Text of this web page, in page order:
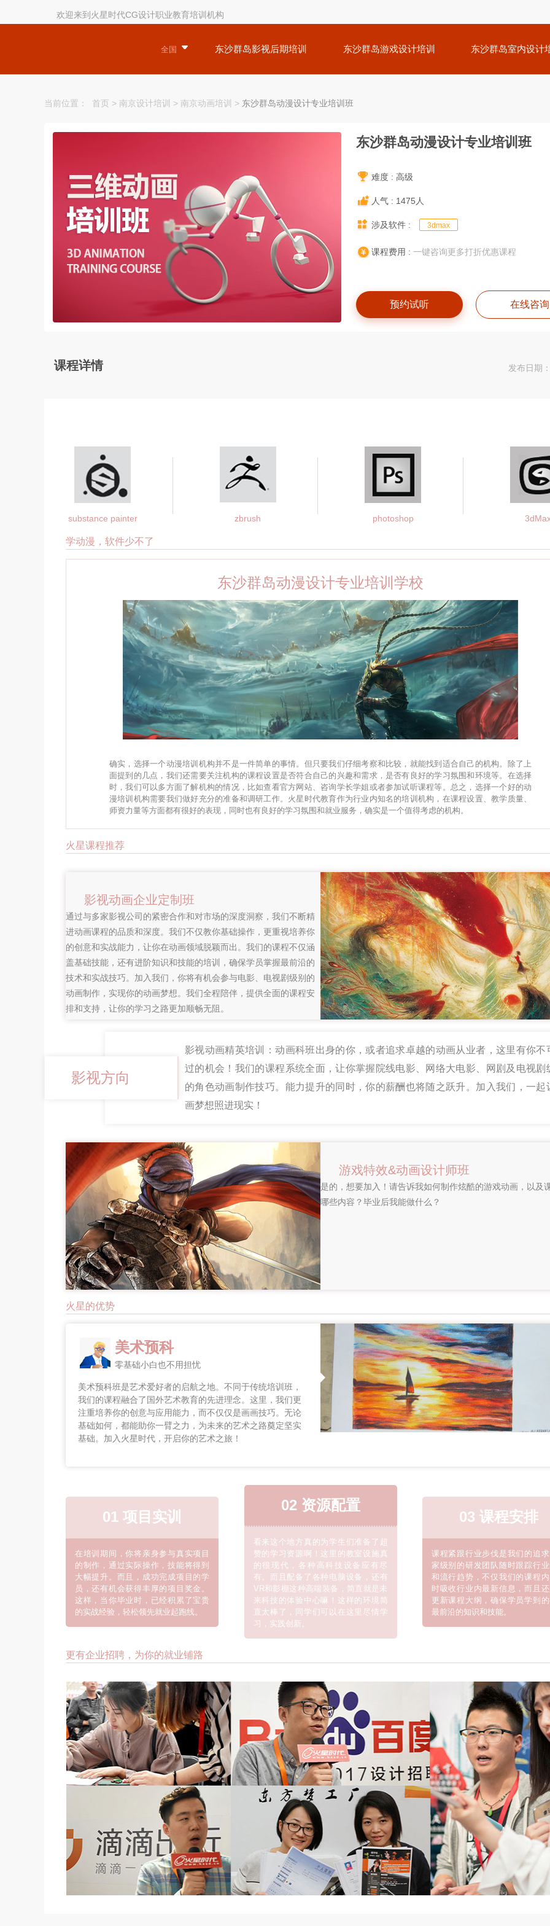
欢迎来到火星时代CG设计职业教育培训机构
全国 东沙群岛影视后期培训 东沙群岛游戏设计培训 东沙群岛室内设计
当前位置： 首页 > 南京设计培训 > 南京动画培训 > 东沙群岛动漫设计专业培训班
东沙群岛动漫设计专业培训班
难度 : 高级
人气 : 1475人
涉及软件 : 3dmax
课程费用 : 一键咨询更多打折优惠课程
预约试听 在线咨询
课程详情 发布日期
substance painter zbrush photoshop
学动漫，软件少不了
东沙群岛动漫设计专业培训学校
确实，选择一个动漫培训机构并不是一件简单的事情。但只要我们仔细考察和比较，就能找到适合自己的机构。除了上
面提到的几点，我们还需要关注机构的课程设置是否符合自己的兴趣和需求，是否有良好的学习氛围和环境等。在选择
时，我们可以多方面了解机构的情况，比如查看官方网站、咨询学长学姐或者参加试听课程等。总之，选择一个好的动
漫培训机构需要我们做好充分的准备和调研工作。火星时代教育作为行业内知名的培训机构，在课程设置、教学质量、
师资力量等方面都有很好的表现，同时也有良好的学习氛围和就业服务，确实是一个值得考虑的机构。
火星课程推荐
影视动画企业定制班
通过与多家影视公司的紧密合作和对市场的深度洞察，我们不断精
进动画课程的品质和深度。我们不仅教你基础操作，更重视培养你
的创意和实战能力，让你在动画领域脱颖而出。我们的课程不仅涵
盖基础技能，还有进阶知识和技能的培训，确保学员掌握最前沿的
技术和实战技巧。加入我们，你将有机会参与电影、电视剧级别的
动画制作，实现你的动画梦想。我们全程陪伴，提供全面的课程安
排和支持，让你的学习之路更加顺畅无阻。
影视方向
影视动画精英培训：动画科班出身的你，或者追求卓越的动画从业者，这里有你不
过的机会！我们的课程系统全面，让你掌握院线电影、网络大电影、网剧及电视剧
的角色动画制作技巧。能力提升的同时，你的薪酬也将随之跃升。加入我们，一起
画梦想照进现实！
游戏特效&动画设计师班
是的，想要加入！请告诉我如何制作炫酷的游戏动画，以及
哪些内容？毕业后我能做什么？
火星的优势
美术预科
零基础小白也不用担忧
美术预科班是艺术爱好者的启航之地。不同于传统培训班，
我们的课程融合了国外艺术教育的先进理念。这里，我们更
注重培养你的创意与应用能力，而不仅仅是画画技巧。无论
基础如何，都能助你一臂之力，为未来的艺术之路奠定坚实
基础。加入火星时代，开启你的艺术之旅！
01 项目实训
在培训期间，你将亲身参与真实项目
的制作，通过实际操作，技能将得到
大幅提升。而且，成功完成项目的学
员，还有机会获得丰厚的项目奖金。
这样，当你毕业时，已经积累了宝贵
的实战经验，轻松领先就业起跑线。
02 资源配置
看来这个地方真的为学生们准备了超
赞的学习资源啊！这里的教室设施真
的很现代，各种高科技设备应有尽
有。而且配备了各种电脑设备，还有
VR和影棚这种高端装备，简直就是未
来科技的体验中心嘛！这样的环境简
直太棒了，同学们可以在这里尽情学
习，实践创新。
03 课程安排
课程紧跟行业步伐是我们的追
家级别的研发团队随时跟踪行
和流行趋势，不仅我们的课程
时吸收行业内最新信息，而且
更新课程大纲，确保学员学到
最前沿的知识和技能。
更有企业招聘，为你的就业铺路